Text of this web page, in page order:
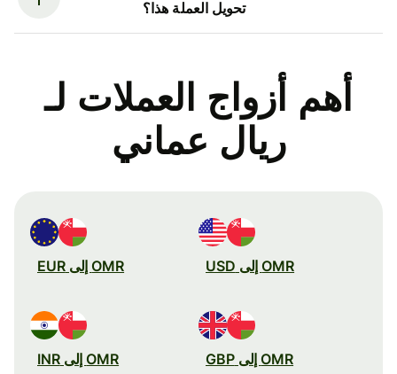
تحويل العملة هذا؟
أهم أزواج العملات لـ
ريال عماني
OMR إلى USD OMR إلى EUR
OMR إلى GBP OMR إلى INR